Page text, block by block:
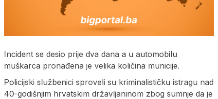
Incident se desio prije dva dana a u automobilu
muškarca pronađena je velika količina municije.
Policijski službenici sproveli su kriminalističku istragu nad
40-godišnjim hrvatskim državljaninom zbog sumnje da je